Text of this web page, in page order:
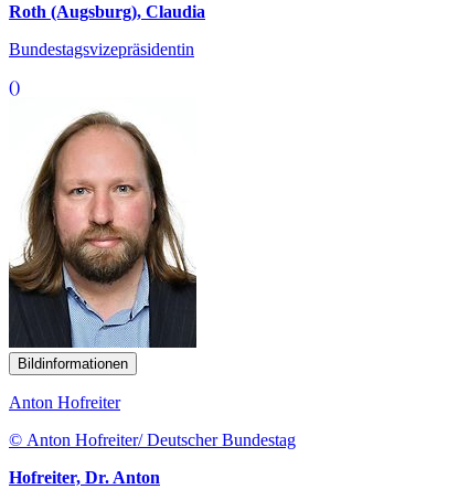
Roth (Augsburg), Claudia
Bundestagsvizepräsidentin
()
Bildinformationen
Anton Hofreiter
© Anton Hofreiter/ Deutscher Bundestag
Hofreiter, Dr. Anton